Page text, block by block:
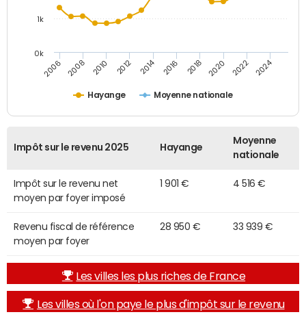
Hayange Moyenne nationale
2006 2008 2010 2012 2014 2016 2018 2020 2022 2024
0k
1k
Impôt sur le revenu 2025 Hayange
Moyenne
nationale
Impôt sur le revenu net
moyen par foyer imposé
1 901 € 4 516 €
Revenu fiscal de référence
moyen par foyer
28 950 € 33 939 €
Les villes les plus riches de France
Les villes où l'on paye le plus d'impôt sur le revenu